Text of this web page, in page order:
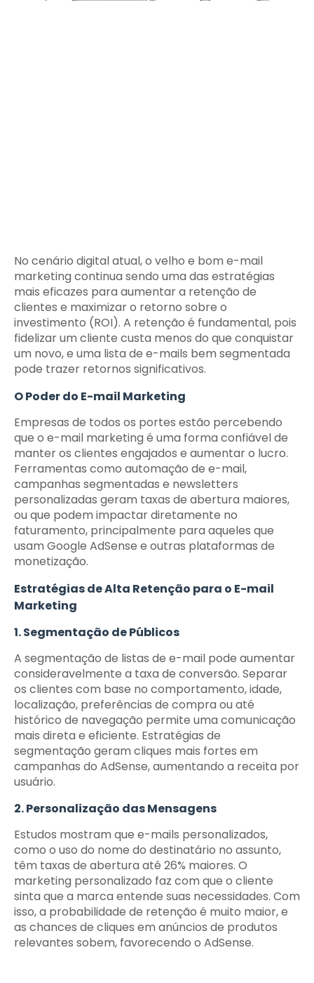
No cenário digital atual, o velho e bom e-mail
marketing continua sendo uma das estratégias
mais eficazes para aumentar a retenção de
clientes e maximizar o retorno sobre o
investimento (ROI). A retenção é fundamental, pois
fidelizar um cliente custa menos do que conquistar
um novo, e uma lista de e-mails bem segmentada
pode trazer retornos significativos.
O Poder do E-mail Marketing
Empresas de todos os portes estão percebendo
que o e-mail marketing é uma forma confiável de
manter os clientes engajados e aumentar o lucro.
Ferramentas como automação de e-mail,
campanhas segmentadas e newsletters
personalizadas geram taxas de abertura maiores,
ou que podem impactar diretamente no
faturamento, principalmente para aqueles que
usam Google AdSense e outras plataformas de
monetização.
Estratégias de Alta Retenção para o E-mail
Marketing
1. Segmentação de Públicos
A segmentação de listas de e-mail pode aumentar
consideravelmente a taxa de conversão. Separar
os clientes com base no comportamento, idade,
localização, preferências de compra ou até
histórico de navegação permite uma comunicação
mais direta e eficiente. Estratégias de
segmentação geram cliques mais fortes em
campanhas do AdSense, aumentando a receita por
usuário.
2. Personalização das Mensagens
Estudos mostram que e-mails personalizados,
como o uso do nome do destinatário no assunto,
têm taxas de abertura até 26% maiores. O
marketing personalizado faz com que o cliente
sinta que a marca entende suas necessidades. Com
isso, a probabilidade de retenção é muito maior, e
as chances de cliques em anúncios de produtos
relevantes sobem, favorecendo o AdSense.